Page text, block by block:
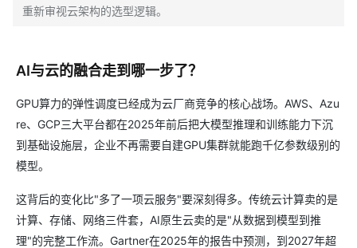
重新审视云架构的选型逻辑。
AI与云的融合走到哪一步了？
GPU算力的弹性调度已经成为云厂商竞争的核心战场。AWS、Azu
re、GCP三大平台都在2025年前后把大模型推理和训练能力下沉
到基础设施层，企业不再需要自建GPU集群就能跑千亿参数级别的
模型。
这背后的变化比"多了一项云服务"要深刻得多。传统云计算卖的是
计算、存储、网络三件套，AI原生云卖的是"从数据到模型到推
理"的完整工作流。Gartner在2025年的报告中预测，到2027年超